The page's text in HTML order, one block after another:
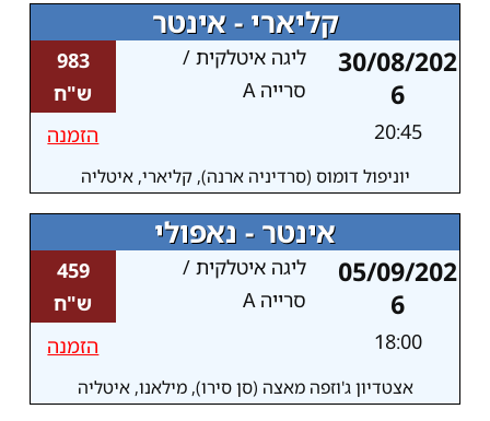
קליארי - אינטר
30/08/202
6
20:45
ליגה איטלקית /
סרייה A
983
ש"ח
הזמנה
יוניפול דומוס (סרדיניה ארנה), קליארי, איטליה
אינטר - נאפולי
05/09/202
6
18:00
ליגה איטלקית /
סרייה A
459
ש"ח
הזמנה
אצטדיון ג'וזפה מאצה (סן סירו), מילאנו, איטליה